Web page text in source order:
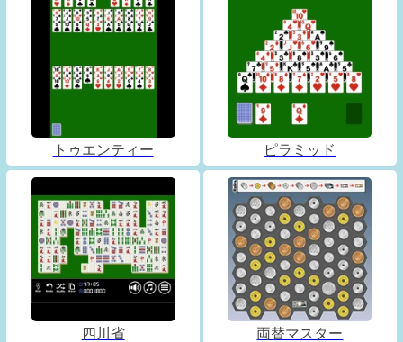
トゥエンティー ピラミッド
四川省 両替マスター